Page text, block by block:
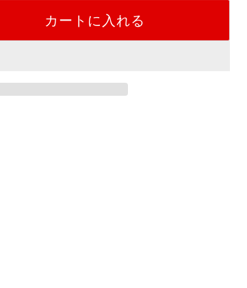
カートに入れる